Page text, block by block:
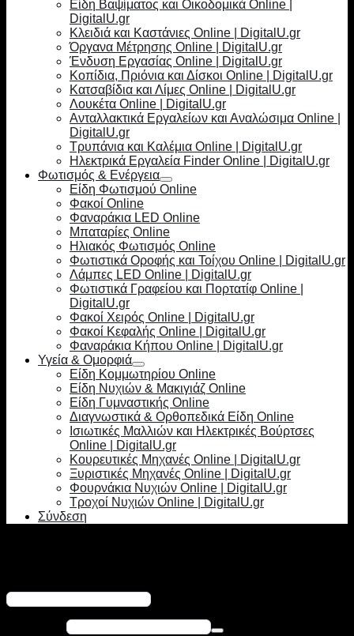
Είδη Βαψίματος και Οικοδομικά Online |
DigitalU.gr
Κλειδιά και Καστάνιες Online | DigitalU.gr
Όργανα Μέτρησης Online | DigitalU.gr
Ένδυση Εργασίας Online | DigitalU.gr
Κοπίδια, Πριόνια και Δίσκοι Online | DigitalU.gr
Κατσαβίδια και Λίμες Online | DigitalU.gr
Λουκέτα Online | DigitalU.gr
Ανταλλακτικά Εργαλείων και Αναλώσιμα Online |
DigitalU.gr
Τρυπάνια και Καλέμια Online | DigitalU.gr
Ηλεκτρικά Εργαλεία Finder Online | DigitalU.gr
Φωτισμός & Ενέργεια
Είδη Φωτισμού Online
Φακοί Online
Φαναράκια LED Online
Μπαταρίες Online
Ηλιακός Φωτισμός Online
Φωτιστικά Οροφής και Τοίχου Online | DigitalU.gr
Λάμπες LED Online | DigitalU.gr
Φωτιστικά Γραφείου και Πορτατίφ Online |
DigitalU.gr
Φακοί Χειρός Online | DigitalU.gr
Φακοί Κεφαλής Online | DigitalU.gr
Φαναράκια Κήπου Online | DigitalU.gr
Υγεία & Ομορφιά
Είδη Κομμωτηρίου Online
Είδη Νυχιών & Μακιγιάζ Online
Είδη Γυμναστικής Online
Διαγνωστικά & Ορθοπεδικά Είδη Online
Ισιωτικές Μαλλιών και Ηλεκτρικές Βούρτσες
Online | DigitalU.gr
Κουρευτικές Μηχανές Online | DigitalU.gr
Ξυριστικές Μηχανές Online | DigitalU.gr
Φουρνάκια Νυχιών Online | DigitalU.gr
Τροχοί Νυχιών Online | DigitalU.gr
Σύνδεση
Απαιτείται